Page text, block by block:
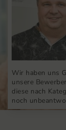
Wir haben uns
unsere
diese nach
noch